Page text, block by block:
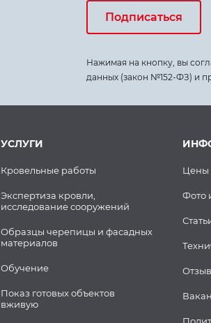
Подписаться
Нажимая на кнопку, вы
данных (закон №152-ФЗ) и
УСЛУГИ
Кровельные работы
Экспертиза кровли,
исследование сооружений
Образцы черепицы и фасадных
материалов
Обучение
Показ готовых объектов
вживую
Цены
Фото